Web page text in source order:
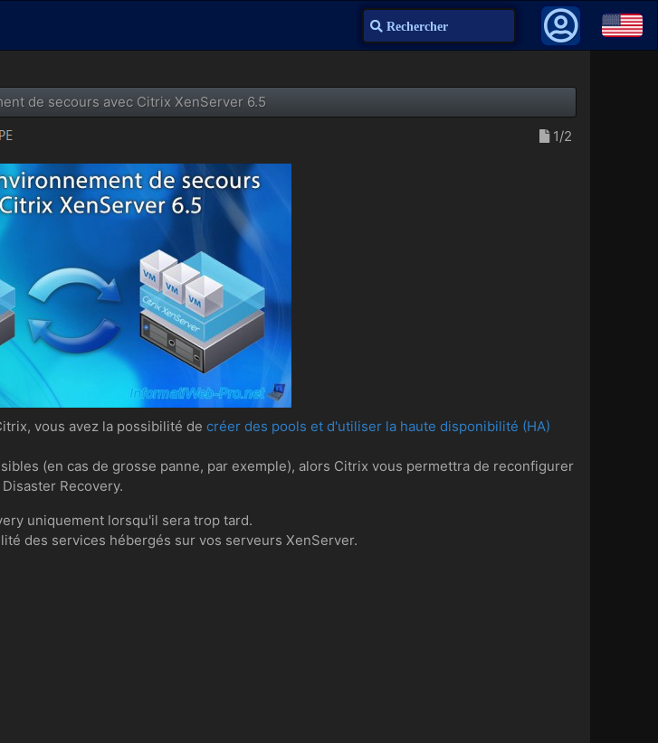
Recherche
de secours avec Citrix XenServer 6.5
1/2
vous avez la possibilité de créer des pools et d'utiliser la haute disponibilité (HA)
(en cas de grosse panne, par exemple), alors Citrix vous permettra de reconfigurer
Recovery.
uniquement lorsqu'il sera trop tard.
des services hébergés sur vos serveurs XenServer.